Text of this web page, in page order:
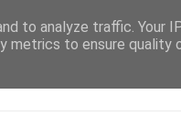
to analyze traffic. Your
metrics to ensure quality